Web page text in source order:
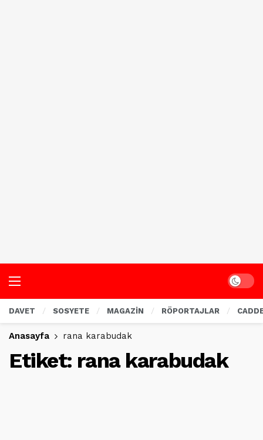
Dark
DAVET SOSYETE MAGAZİN RÖPORTAJLAR
Anasayfa rana karabudak
Etiket: rana karabudak